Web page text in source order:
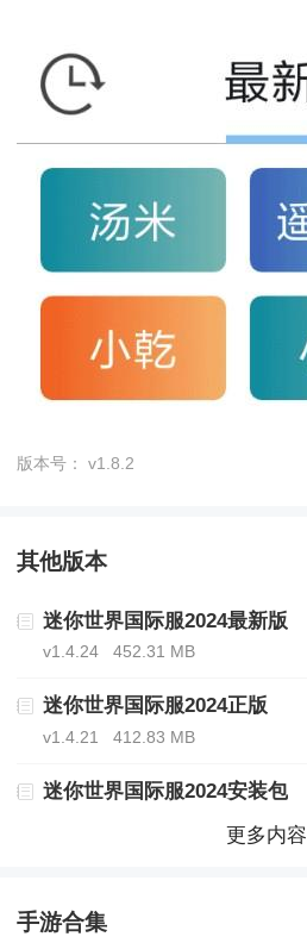
版本号： v1.8.2
其他版本
迷你世界国际服2024最新版
v1.4.24 452.31 MB
迷你世界国际服2024正版
v1.4.21 412.83 MB
迷你世界国际服2024安装包
v1.32.0
更多内容
手游合集